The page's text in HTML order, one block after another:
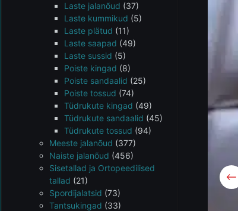
Laste jalanõud (37)
Laste kummikud (5)
Laste plätud (11)
Laste saapad (49)
Laste sussid (5)
Poiste kingad (8)
Poiste sandaalid (25)
Poiste tossud (74)
Tüdrukute kingad (49)
Tüdrukute sandaalid (45)
Tüdrukute tossud (94)
Meeste jalanõud (377)
Naiste jalanõud (456)
Sisetallad ja Ortopeedilised
tallad (21)
Spordijalatsid (73)
Tantsukingad (33)